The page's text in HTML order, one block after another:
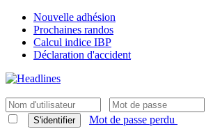
Nouvelle adhésion
Prochaines randos
Calcul indice IBP
Déclaration d'accident
S'identifier Mot de passe perdu